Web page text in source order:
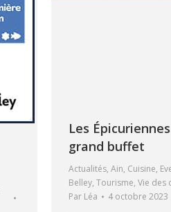
Les
grand buffet
Actualités, Ain, Cuisine,
Belley, Tourisme, Vie des
Par Léa 4 octobre 2023